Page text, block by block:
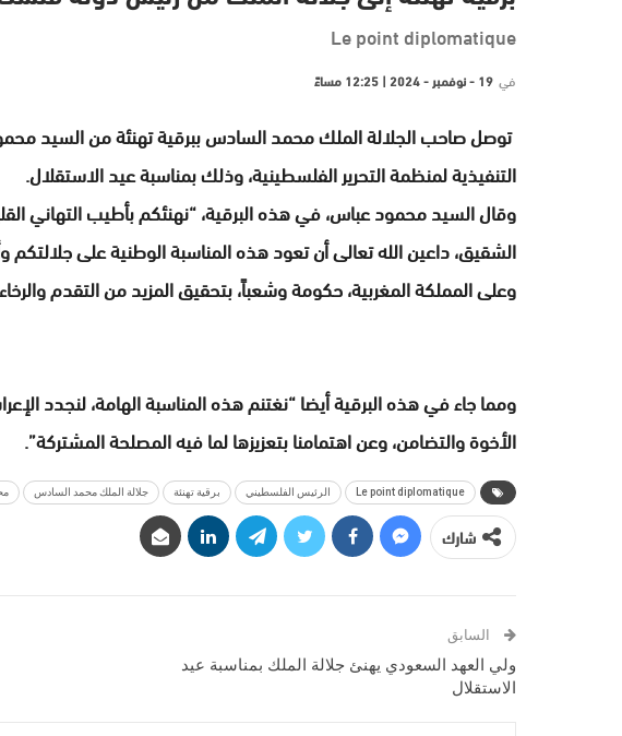
Le point diplomatique
في 19 - نوفمبر - 2024 | 12:25 مساءً
توصل صاحب الجلالة الملك محمد السادس ببرقية تهنئة من السيد
التنفيذية لمنظمة التحرير الفلسطينية، وذلك بمناسبة عيد الاستقلال.
وقال السيد محمود عباس، في هذه البرقية، “نهنئكم بأطيب التهاني
الشقيق، داعين الله تعالى أن تعود هذه المناسبة الوطنية على جلالتكم
وعلى المملكة المغربية، حكومة وشعباً، بتحقيق المزيد من التقدم
ومما جاء في هذه البرقية أيضا “نغتنم هذه المناسبة الهامة، لنجدد
الأخوة والتضامن، وعن اهتمامنا بتعزيزها لما فيه المصلحة المشتركة”.
Le point diplomatique الرئيس الفلسطيني برقية تهنئة جلالة الملك محمد السادس
شارك
السابق
ولي العهد السعودي يهنئ جلالة الملك بمناسبة عيد
الاستقلال